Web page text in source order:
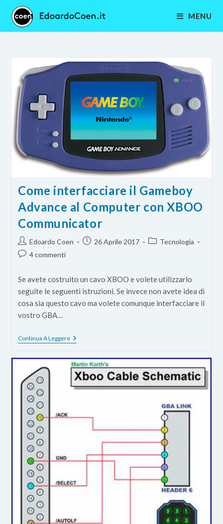
contenuto
MENU
Come interfacciare il Gameboy
Advance al Computer con XBOO
Communicator
Autore
dell'articolo:
Edoardo Coen
Articolo26 Aprile 2017
Categoria
Tecnologia
Commenti
4 commenti
Se avete costruito un cavo XBOO e volete utilizzarlo
seguite le seguenti istruzioni. Se invece non avete idea di
cosa sia questo cavo ma volete comunque interfacciare il
vostro GBA…
Continua A LeggereCome
Interfacciare
Gameboy
Advance
Al
Computer